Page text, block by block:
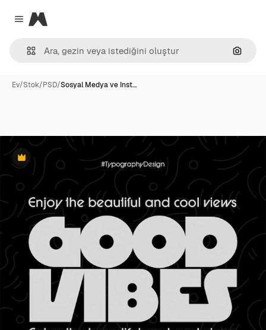
Close menu
Magnific
Ev/Stok/PSD/Sosyal Medya ve Inst…
Premium